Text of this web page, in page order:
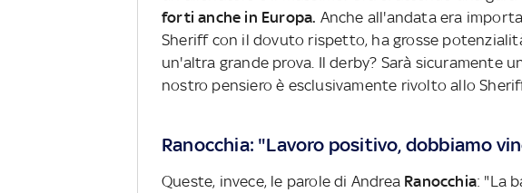
forti anche in Europa. Anche all'andata era
Sheriff con il dovuto rispetto, ha grosse
un'altra grande prova. Il derby? Sarà sicuramente
nostro pensiero è esclusivamente rivolto allo
Ranocchia: "Lavoro positivo, dobbiamo
Queste, invece, le parole di Andrea Ranocchia: "La